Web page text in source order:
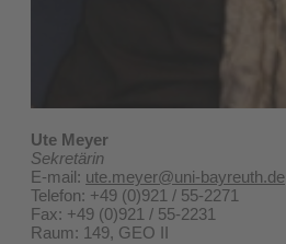
Ute Meyer
Sekretärin
E-mail: ute.meyer@uni-bayreuth.de
Telefon: +49 (0)921 / 55-2271
Fax: +49 (0)921 / 55-2231
Raum: 149, GEO II